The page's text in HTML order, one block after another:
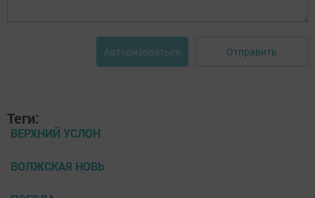
Авторизоваться Отправить
Теги:
ВЕРХНИЙ УСЛОН
ВОЛЖСКАЯ НОВЬ